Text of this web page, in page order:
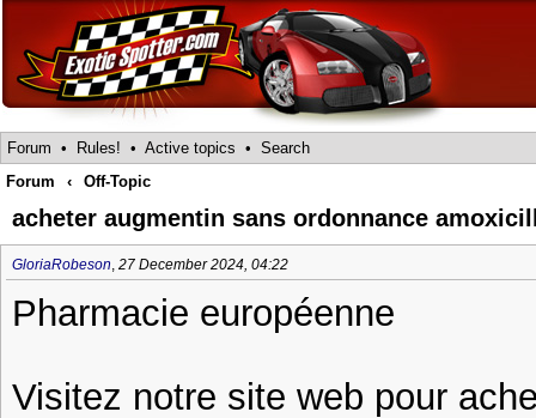
Forum • Rules! • Active topics • Search
Forum
‹ Off-Topic
acheter augmentin sans ordonnance
GloriaRobeson, 27 December 2024, 04:22
Pharmacie européenne
Visitez notre site web pour